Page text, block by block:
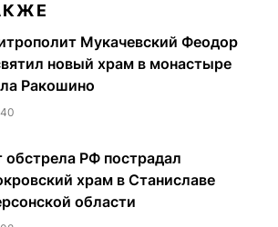
Мукачевский Феодор
новый храм в монастыре
Ракошино
обстрела РФ пострадал
храм в Станиславе
области